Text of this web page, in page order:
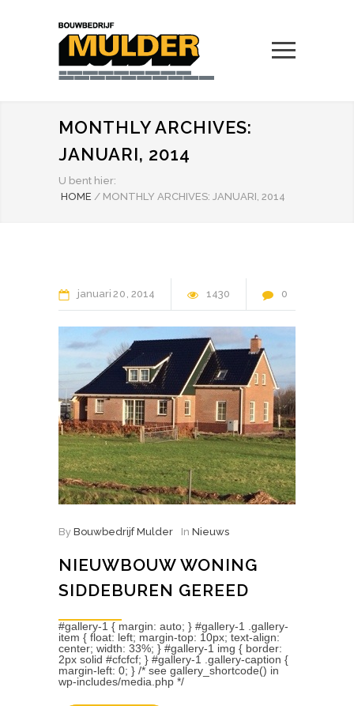
MONTHLY ARCHIVES:
JANUARI, 2014
U bent hier:
HOME / MONTHLY ARCHIVES: JANUARI, 2014
januari 20 2014 1430 0
By Bouwbedrijf Mulder In Nieuws
NIEUWBOUW WONING
SIDDEBUREN GEREED
#gallery-1 { margin: auto; } #gallery-1 .gallery-
item { float: left; margin-top: 10px; text-align:
center; width: 33%; } #gallery-1 img { border:
2px solid #cfcfcf; } #gallery-1 .gallery-caption {
margin-left: 0; } /* see gallery_shortcode() in
wp-includes/media.php */